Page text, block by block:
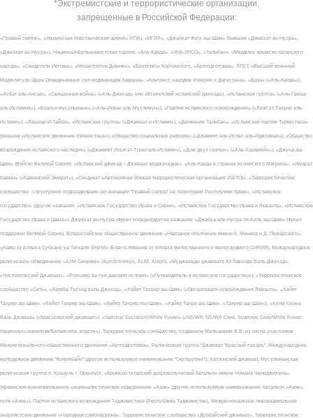
*Экстремистские и террористические организации,
запрещенные в Российской Федерации:
«Правый сектор», «Украинская повстанческая армия» (УПА), «ИГИЛ», «Джабхат Фатх аш-Шам» (бывшая «Джабхат ан-Нусра»,
«Джебхат ан-Нусра»), Национал-Большевистская партия, «Аль-Каида», «УНА-УНСО», «Талибан», «Меджлис крымско-татарского
народа», «Свидетели Иеговы», «Мизантропик Дивижн», «Братство» Корчинского, «Артподготовка», ЛГБТ, «Высший военный
Маджлисуль Шура Объединенных сил моджахедов Кавказа», «Конгресс народов Ичкерии и Дагестана», «База» («Аль-Каида»),
«Асбат аль-Ансар», «Священная война» («Аль-Джихад» или «Египетский исламский джихад»), «Исламская группа» («Аль-Гамаа
аль-Исламия»), «Братья-мусульмане» («Аль-Ихван аль-Муслимун»), «Партия исламского освобождения» («Хизб ут-Тахрир аль-
Ислами»), «Лашкар-И-Тайба», «Исламская группа» («Джамаат-и-Ислами»), «Движение Талибан», «Исламская партия Туркестана»
(бывшее «Исламское движение Узбекистана»), «Общество социальных реформ» («Джамият аль-Ислах аль-Иджтимаи»), «Общество
возрождения исламского наследия» («Джамият Ихья ат-Тураз аль-Ислами»), «Дом двух святых» («Аль-Харамейн»), «Джунд аш-
Шам» (Войско Великой Сирии), «Исламский джихад – Джамаат моджахедов», «Аль-Каида в странах исламского Магриба», «Имарат
Кавказ» («Кавказский Эмират»), «Синдикат «Автономная боевая террористическая организация (АБТО)», «Террористическое
сообщество - структурное подразделение организации "Правый сектор" на территории Республики Крым», «Исламское
государство» (другие названия: «Исламское Государство Ирака и Сирии», «Исламское Государство Ирака и Леванта», «Исламское
Государство Ирака и Шама»), Джебхат ан-Нусра (Фронт победы)(другие названия: «Джабха аль-Нусра ли-Ахль аш-Шам» (Фронт
поддержки Великой Сирии), Всероссийское общественное движение «Народное ополчение имени К. Минина и Д. Пожарского»,
«Аджр от Аллаха Субхану уа Тагьаля SHAM» (Благословение от Аллаха милоственного и милосердного СИРИЯ), Международное
религиозное объединение «АУМ Синрике» (AumShinrikyo, AUM, Aleph), «Муджахеды джамаата Ат-Тавхида Валь-Джихад»,
«Чистопольский Джамаат», «Рохнамо ба суи давлати исломи» («Путеводитель в исламское государство»), «Террористическое
сообщество «Сеть», «Катиба Таухид валь-Джихад», «Хайят Тахрир аш-Шам» («Организация освобождения Леванта», «Хайят
Тахрир аш-Шам», «Хейят Тахрир аш-Шам», «Хейят Тахрир Аш-Шам», «Хайят Тахри аш-Шам», «Тахрир аш-Шам»), «Ахлю Сунна
Валь Джамаа» («Красноярский джамаат»), «National Socialism/White Power» («NS/WP, NS/WP Crew, Sparrows Crew/White Power,
Национал-социализм/Белаясила, власть»), Террористическое сообщество, созданное Мальцевым В.В. из числа участников
Межрегионального общественного движения «Артподготовка», Религиозная группа “Джамаат “Красный пахарь”, Международное
молодежное движение "Колумбайн" (другое используемое наименование "Скулшутинг"), Хатлонский джамаат, Мусульманская
религиозная группа п. Кушкуль г. Оренбург, «Крымско-татарский добровольческий батальон имени Номана Челеджихана»,
Украинское военизированное националистическое объединение «Азов» (другие используемые наименования: батальон «Азов»,
полк «Азов»), Партия исламского возрождения Таджикистана (Республика Таджикистан), Межрегиональное леворадикальное
анархистское движение «Народная самооборона», Террористическое сообщество «Дуббайский джамаат», Террористическое